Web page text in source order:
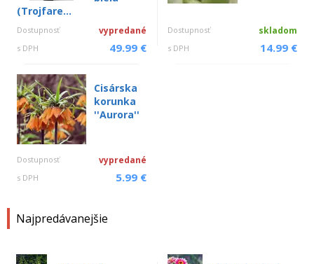
(Trojfare...
Dostupnosť vypredané
s DPH 49.99 €
Dostupnosť skladom
s DPH 14.99 €
Cisárska
korunka
''Aurora''
Dostupnosť vypredané
s DPH 5.99 €
Najpredávanejšie